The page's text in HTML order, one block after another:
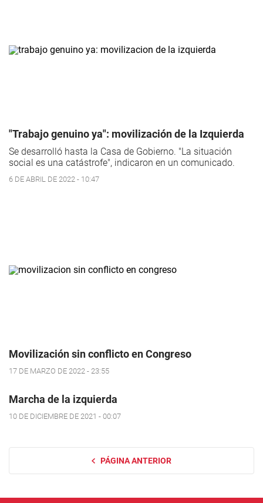
"Trabajo genuino ya": movilización de la Izquierda
Se desarrolló hasta la Casa de Gobierno. "La situación
social es una catástrofe", indicaron en un comunicado.
6 DE ABRIL DE 2022 - 10:47
Movilización sin conflicto en Congreso
17 DE MARZO DE 2022 - 23:55
Marcha de la izquierda
10 DE DICIEMBRE DE 2021 - 00:07
PÁGINA ANTERIOR